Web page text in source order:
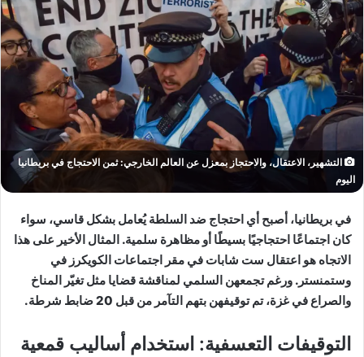
التشهير، الاعتقال، والاحتجاز بمعزل عن العالم الخارجي: ثمن الاحتجاج في بريطانيا
اليوم
في بريطانيا، أصبح أي احتجاج ضد السلطة يُعامل بشكل قاسي، سواء
كان اجتماعًا احتجاجيًا بسيطًا أو مظاهرة سلمية. المثال الأخير على هذا
الاتجاه هو اعتقال ست شابات في مقر اجتماعات الكويكرز في
وستمنستر. ورغم تجمعهن السلمي لمناقشة قضايا مثل تغيّر المناخ
والصراع في غزة، تم توقيفهن بتهم التآمر من قبل 20 ضابط شرطة.
التوقيفات التعسفية: استخدام أساليب قمعية